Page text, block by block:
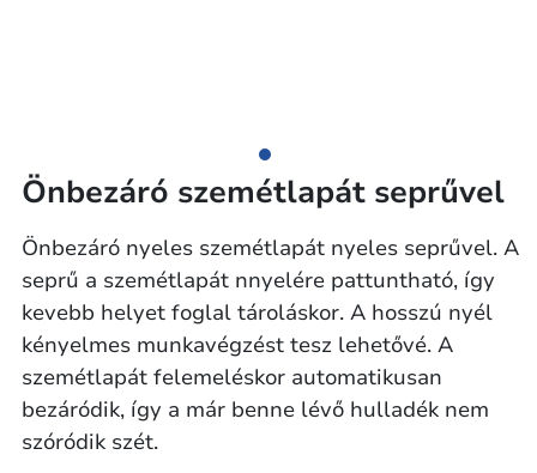
Önbezáró szemétlapát seprűvel
Önbezáró nyeles szemétlapát nyeles seprűvel. A
seprű a szemétlapát nnyelére pattuntható, így
kevebb helyet foglal tároláskor. A hosszú nyél
kényelmes munkavégzést tesz lehetővé. A
szemétlapát felemeléskor automatikusan
bezáródik, így a már benne lévő hulladék nem
szóródik szét.